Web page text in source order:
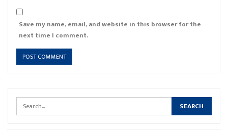
Save my name, email, and website in this browser for the
next time I comment.